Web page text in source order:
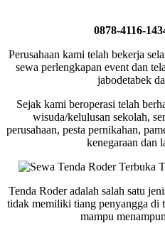
0878-4116-
Perusahaan kami telah bekerja
sewa perlengkapan event dan
jabodetabek
Sejak kami beroperasi telah
wisuda/kelulusan sekolah,
perusahaan, pesta pernikahan,
kenegaraan dan
Tenda Roder adalah salah satu
tidak memiliki tiang penyangga di
mampu